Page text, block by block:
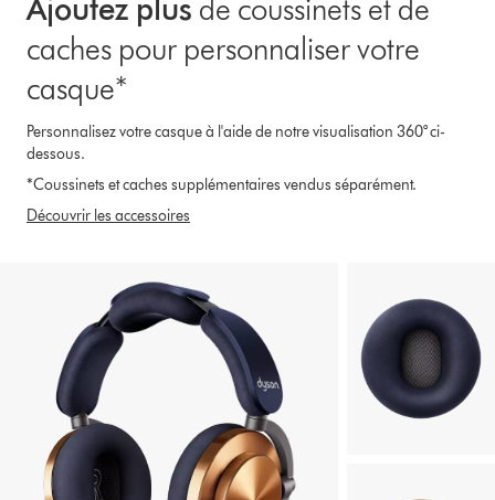
Transcript
Ajoutez plus de coussinets et de
caches pour personnaliser votre
casque*
Personnalisez votre casque à l'aide de notre visualisation 360° ci-
dessous.
*Coussinets et caches supplémentaires vendus séparément.
Découvrir les accessoires